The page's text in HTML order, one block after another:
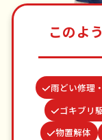
このよ
雨どい修理
ゴキブリ
物置解体